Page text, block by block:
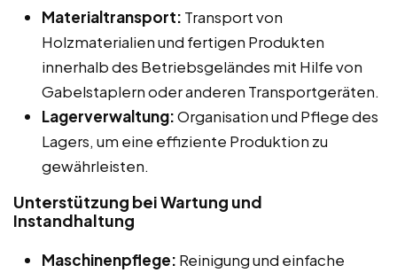
Materialtransport: Transport von
Holzmaterialien und fertigen Produkten
innerhalb des Betriebsgeländes mit Hilfe von
Gabelstaplern oder anderen Transportgeräten.
Lagerverwaltung:Organisation und Pflege des
Lagers, um eine effiziente Produktion zu
gewährleisten.
Unterstützung bei Wartung und
Instandhaltung
Maschinenpflege: Reinigung und einfache